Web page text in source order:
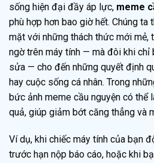
sống hiện đại đầy áp lực, meme
phù hợp hơn bao giờ hết. Chúng
mặt với những thách thức mới
ngờ trên máy tính — mà đôi khi chỉ
sửa — cho đến những quyết định
hay cuộc sống cá nhân. Trong
bức ảnh meme cầu nguyện có thể
quả, giúp giảm bớt căng thẳng và
Ví dụ, khi chiếc máy tính của bạn
trước hạn nộp báo cáo, hoặc khi